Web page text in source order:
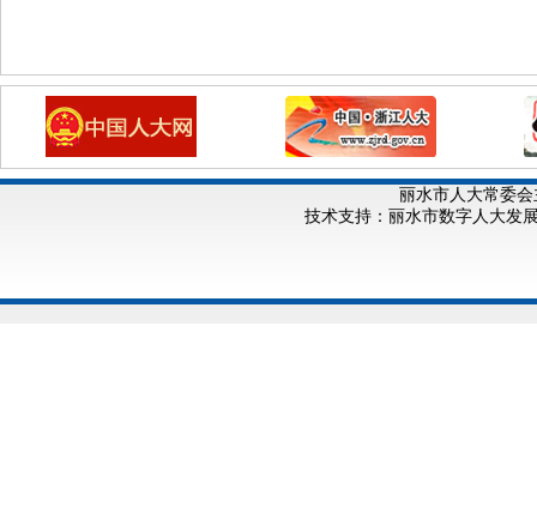
丽水市人大常委会
技术支持：丽水市数字人大发